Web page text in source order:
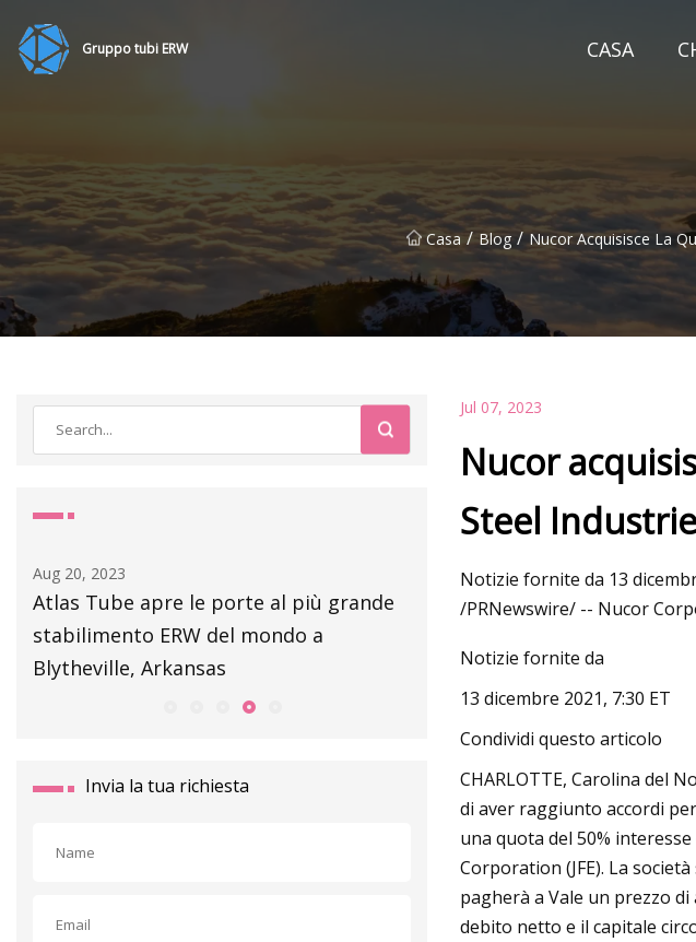
Gruppo tubi ERW CASA
Casa / Blog / Nucor Acquisisce La
Aug 20, 2023
Atlas Tube apre le porte al più grande
stabilimento ERW del mondo a
Blytheville, Arkansas
Aug 16, 2023
Il mercato delle molle elicoidali
crescita drastica
Invia la tua richiesta
Jul 07, 2023
Nucor
Steel
Notizie fornite da 13
/PRNewswire/ -- Nucor
Notizie fornite da
13 dicembre 2021, 7:30 ET
Condividi questo articolo
CHARLOTTE, Carolina del
di aver raggiunto accordi
una quota del 50%
Corporation (JFE). La
pagherà a Vale un prezzo
debito netto e il capitale